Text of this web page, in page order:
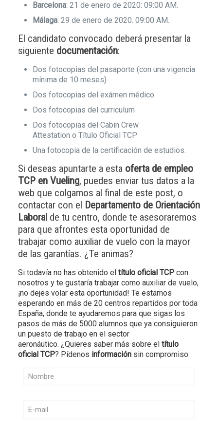
Barcelona: 21 de enero de 2020: 09:00 AM.
Málaga: 29 de enero de 2020. 09:00 AM.
El candidato convocado deberá presentar la
siguiente documentación:
Dos fotocopias del pasaporte (con una vigencia
mínima de 10 meses)
Dos fotocopias del exámen médico
Dos fotocopias del curriculum
Dos fotocopias del Cabin Crew
Attestation o Título Oficial TCP
Una fotocopia de la certificación de estudios.
Si deseas apuntarte a estaoferta de empleo
TCP en Vueling, puedes enviar tus datos a la
web que colgamos al final de este post, o
contactar con el Departamento de Orientación
Laboral de tu centro, donde te asesoraremos
para que afrontes esta oportunidad de
trabajar como auxiliar de vuelo con la mayor
de las garantías. ¿Te animas?
Si todavía no has obtenido el título oficial TCPcon
nosotros y te gustaría trabajar como auxiliar de vuelo,
¡no dejes volar esta oportunidad! Te estamos
esperando en más de 20 centros repartidos por toda
España, donde te ayudaremos para que sigas los
pasos de más de 5000 alumnos que ya consiguieron
un puesto de trabajo en el sector
aeronáutico. ¿Quieres saber más sobre eltítulo
oficial TCP? Pídenos informaciónsin compromiso: